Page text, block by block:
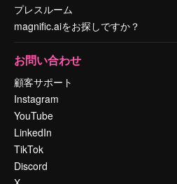
プレスルーム
magnific.aiをお探しですか？
お問い合わせ
顧客サポート
Instagram
YouTube
LinkedIn
TikTok
Discord